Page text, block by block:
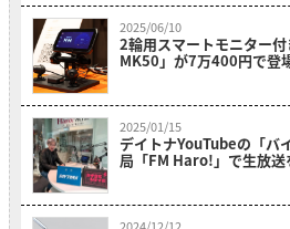
2025/06/10
2輪用スマートモニター
MK50」が7万400円で登
2025/01/15
デイトナYouTubeの「バ
局「FM Haro!」で生放送
2024/12/12